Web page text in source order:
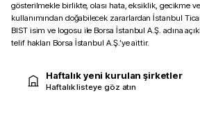
gösterilmekle birlikte, olası hata, eksiklik, gecikme
kullanımından doğabilecek zararlardan İstanbul
BIST isim ve logosu ile Borsa İstanbul A.Ş. adına
telif hakları Borsa İstanbul A.Ş.’ye aittir.
Haftalık yeni kurulan şirketler
Haftalık listeye göz atın